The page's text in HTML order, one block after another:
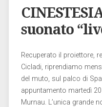
suonato
Recuperato il proiettore,
Cicladi, riprendiamo
del muto, sul palco di
appuntamento martedì
Murnau. L’unica grande